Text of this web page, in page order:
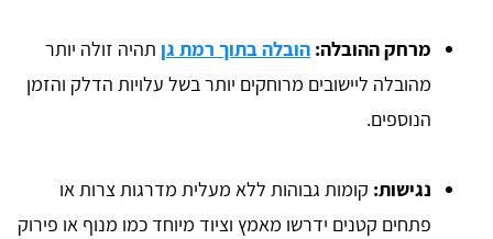
מרחק ההובלה: הובלה בתוך רמת גן תהיה זולה יותר
מהובלה ליישובים מרוחקים יותר בשל עלויות הדלק והזמן
הנוספים.
נגישות: קומות גבוהות ללא מעלית מדרגות צרות או
פתחים קטנים ידרשו מאמץ וציוד מיוחד כמו מנוף או פירוק